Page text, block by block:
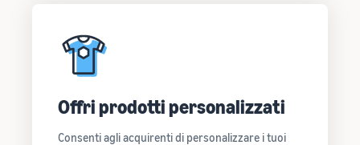
Offri prodotti personalizzati
Consenti agli acquirenti di personalizzare i tuoi